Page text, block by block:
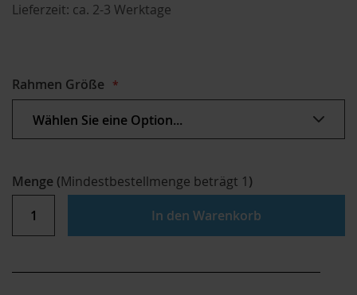
Lieferzeit: ca. 2-3 Werktage
Rahmen Größe
Menge (Mindestbestellmenge beträgt 1)
In den Warenkorb